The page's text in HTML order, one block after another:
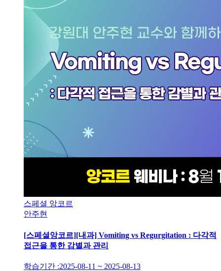
스페셜 앙코르
안주현
[스페셜앙코르][내과] Vomiting vs Regurgitation : 다각적
접근을 통한 감별과 관리
학습기간 :2025-08-11 ~ 2025-08-13